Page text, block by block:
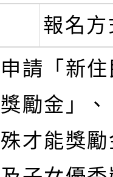
報名方
申請「新
獎勵金」
殊才能獎